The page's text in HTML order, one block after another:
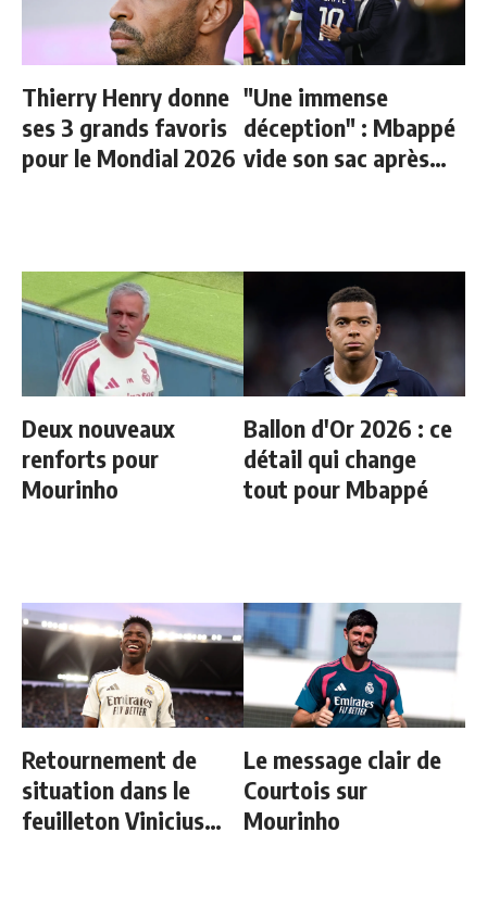
Thierry Henry donne
ses 3 grands favoris
pour le Mondial 2026
"Une immense
déception" : Mbappé
vide son sac après
Deux nouveaux
renforts pour
Mourinho
Ballon d'Or 2026 : ce
détail qui change
tout pour Mbappé
Retournement de
situation dans le
feuilleton Vinicius
Le message clair de
Courtois sur
Mourinho